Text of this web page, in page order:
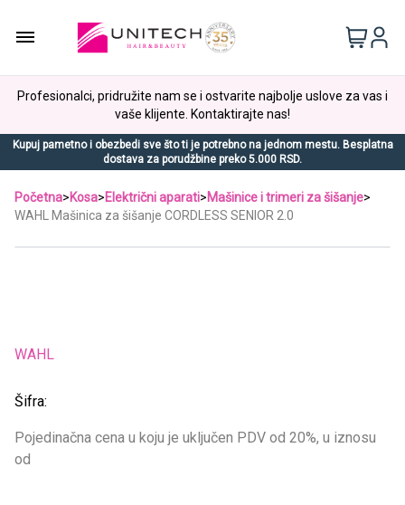
Profesionalci, pridružite nam se i ostvarite najbolje uslove za vas i
vaše klijente. Kontaktirajte nas!
Kupuj pametno i obezbedi sve što ti je potrebno na jednom mestu. Besplatna
dostava za porudžbine preko 5.000 RSD.
Početna>Kosa>Električni aparati>Mašinice i trimeri za šišanje>
WAHL Mašinica za šišanje CORDLESS SENIOR 2.0
WAHL
Šifra:
Pojedinačna cena u koju je uključen PDV od 20%, u iznosu
od